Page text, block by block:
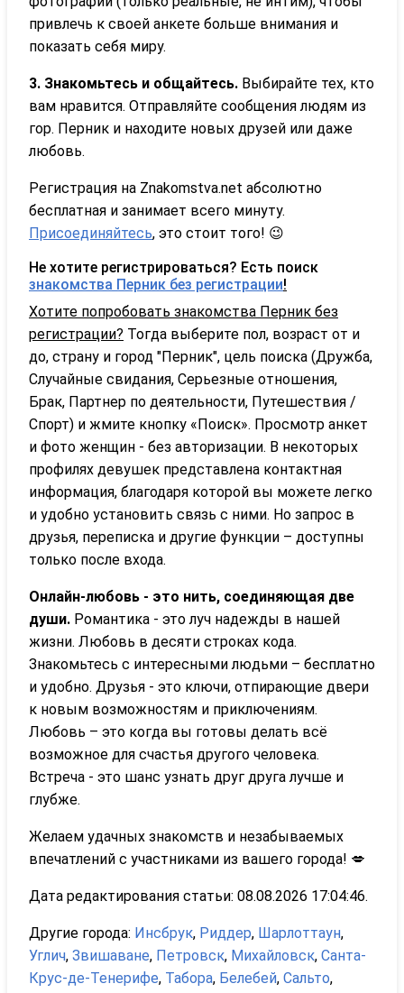
привлечь к своей анкете больше внимания и
показать себя миру.
3. Знакомьтесь и общайтесь. Выбирайте тех, кто
вам нравится. Отправляйте сообщения людям из
гор. Перник и находите новых друзей или даже
любовь.
Регистрация на Znakomstva.net абсолютно
бесплатная и занимает всего минуту.
Присоединяйтесь, это стоит того! 😉
Не хотите регистрироваться? Есть поиск
знакомства Перник без регистрации!
Хотите попробовать знакомства Перник без
регистрации? Тогда выберите пол, возраст от и
до, страну и город "Перник", цель поиска (Дружба,
Случайные свидания, Серьезные отношения,
Брак, Партнер по деятельности, Путешествия /
Спорт) и жмите кнопку «Поиск». Просмотр анкет
и фото женщин - без авторизации. В некоторых
профилях девушек представлена контактная
информация, благодаря которой вы можете легко
и удобно установить связь с ними. Но запрос в
друзья, переписка и другие функции – доступны
только после входа.
Онлайн-любовь - это нить, соединяющая две
души. Романтика - это луч надежды в нашей
жизни. Любовь в десяти строках кода.
Знакомьтесь с интересными людьми – бесплатно
и удобно. Друзья - это ключи, отпирающие двери
к новым возможностям и приключениям.
Любовь – это когда вы готовы делать всё
возможное для счастья другого человека.
Встреча - это шанс узнать друг друга лучше и
глубже.
Желаем удачных знакомств и незабываемых
впечатлений с участниками из вашего города! 💋
Дата редактирования статьи: 08.08.2026 17:04:46.
Другие города: Инсбрук, Риддер, Шарлоттаун,
Углич, Звишаване, Петровск, Михайловск, Санта-
Крус-де-Тенерифе, Табора, Белебей, Сальто,